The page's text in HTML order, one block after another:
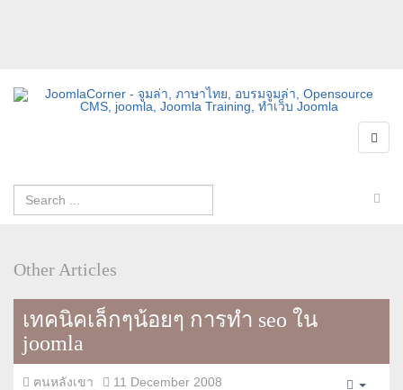
Other Articles
เทคนิคเล็กๆน้อยๆ การทำ seo ใน
joomla
ฅนหลังเขา
11 December 2008